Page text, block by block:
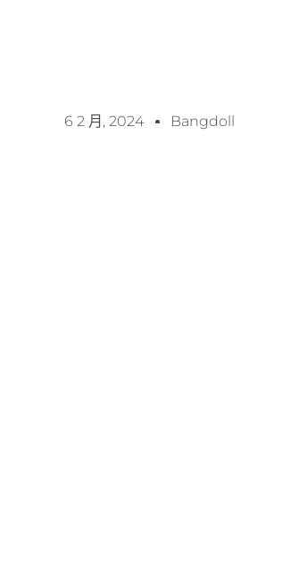
6 2 月, 2024 Bangdoll